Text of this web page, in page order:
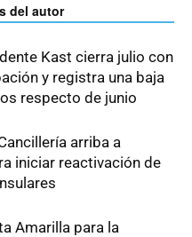
del autor
Kast cierra julio con
y registra una baja
respecto de junio
arriba a
iniciar reactivación de
Amarilla para la